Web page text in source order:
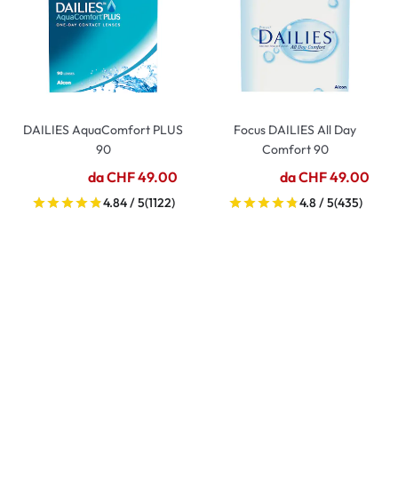
DAILIES AquaComfort PLUS
90
da CHF 49.00
4.84 / 5(1122)
Focus DAILIES All Day
Comfort 90
da CHF 49.00
4.8 / 5(435)